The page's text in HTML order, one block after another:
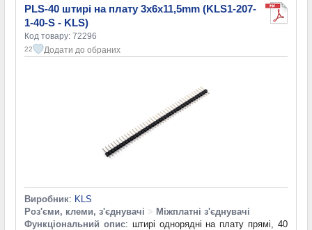
PLS-40 штирі на плату 3x6x11,5mm (KLS1-207-
1-40-S - KLS)
Код товару: 72296
22 Додати до обраних
Виробник: KLS
Роз'єми, клеми, з'єднувачі > Міжплатні з'єднувачі
Функціональний опис: штирі однорядні на плату прямі, 40